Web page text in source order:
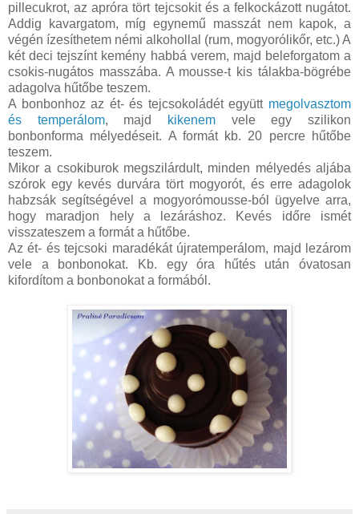
pillecukrot, az apróra tört tejcsokit és a felkockázott nugátot.
Addig kavargatom, míg egynemű masszát nem kapok, a
végén ízesíthetem némi alkohollal (rum, mogyorólikőr, etc.) A
két deci tejszínt kemény habbá verem, majd beleforgatom a
csokis-nugátos masszába. A mousse-t kis tálakba-bögrébe
adagolva hűtőbe teszem.
A bonbonhoz az ét- és tejcsokoládét együtt megolvasztom
és temperálom, majd kikenem vele egy szilikon
bonbonforma mélyedéseit. A formát kb. 20 percre hűtőbe
teszem.
Mikor a csokiburok megszilárdult, minden mélyedés aljába
szórok egy kevés durvára tört mogyorót, és erre adagolok
habzsák segítségével a mogyorómousse-ból ügyelve arra,
hogy maradjon hely a lezáráshoz. Kevés időre ismét
visszateszem a formát a hűtőbe.
Az ét- és tejcsoki maradékát újratemperálom, majd lezárom
vele a bonbonokat. Kb. egy óra hűtés után óvatosan
kifordítom a bonbonokat a formából.